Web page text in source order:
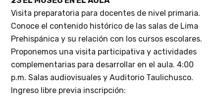
Visita preparatoria para docentes de nivel primaria.
Conoce el contenido histórico de las salas de Lima
Prehispánica y su relación con los cursos escolares.
Proponemos una visita participativa y actividades
complementarias para desarrollar en el aula.4:00
p.m. Salas audiovisuales y Auditorio Taulichusco.
Ingreso libre previa inscripción: